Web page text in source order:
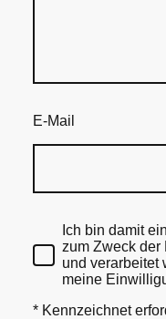
E-Mail
Ich bin damit
zum Zweck der
und verarbeitet
meine
* Kennzeichnet